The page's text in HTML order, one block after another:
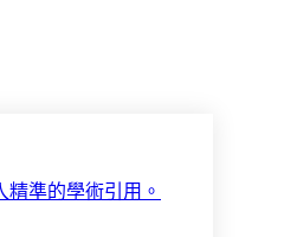
準的學術引用。